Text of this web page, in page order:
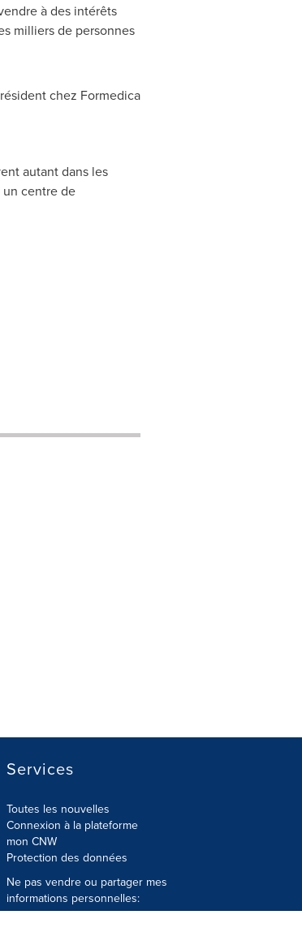
à des intérêts
milliers de personnes
chez Formedica
autant dans les
un centre de
Services
Toutes les nouvelles
Connexion à la plateforme
mon CNW
Protection des données
Ne pas vendre ou partager mes
informations personnelles: